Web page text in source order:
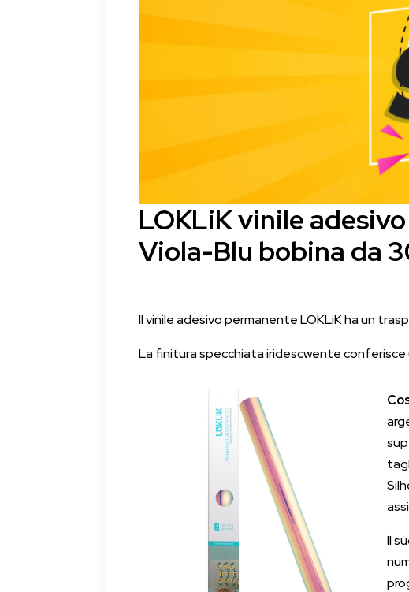
LOKLiK vinile
Viola-Blu bobina da
Il vinile adesivo permanente LOKLiK ha un
La finitura specchiata iridescwente
Il